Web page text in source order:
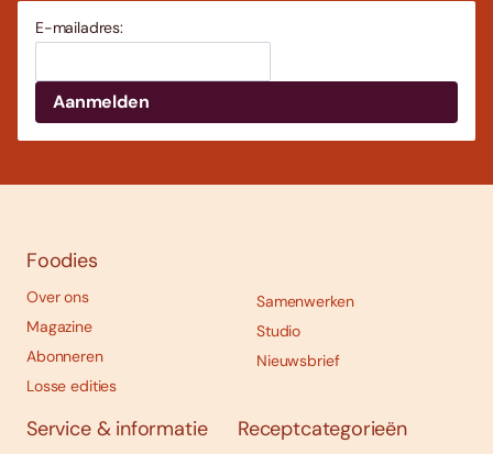
E-mailadres:
Foodies
Over ons
Magazine
Abonneren
Losse edities
Samenwerken
Studio
Nieuwsbrief
Service & informatie Receptcategorieën